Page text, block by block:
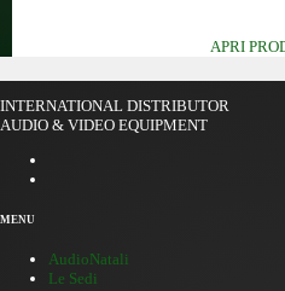
APRI
INTERNATIONAL DISTRIBUTOR
AUDIO & VIDEO EQUIPMENT
MENU
AudioNatali
Le Sedi